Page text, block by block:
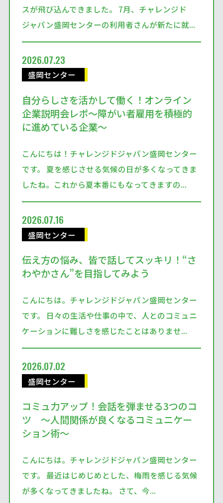
スが飛び込んできました。 7月、チャレンジド
ジャパン盛岡センターの利用者さんが新たに就...
2026.07.23
盛岡センター
自分らしさを活かして働く！オンライン
企業説明会レポ～障がい者雇用を積極的
に進めている企業～
こんにちは！チャレンジドジャパン盛岡センター
です。 夏を感じさせる気候の日が多くなってきま
したね。これから夏本番にもなってきますの...
2026.07.16
盛岡センター
伝え方の悩み、皆で話してスッキリ！“さ
わやかさん”を目指してみよう
こんにちは。チャレンジドジャパン盛岡センター
です。 日々の生活や仕事の中で、人とのコミュニ
ケーションに難しさを感じたことはありませ...
2026.07.02
盛岡センター
コミュ力アップ！会話を弾ませる3つのコ
ツ ～人間関係が良くなるコミュニケー
ション術～
こんにちは。チャレンジドジャパン盛岡センター
です。 最近はじめじめとした、梅雨を感じる気候
が多くなってきましたね。 さて、今...